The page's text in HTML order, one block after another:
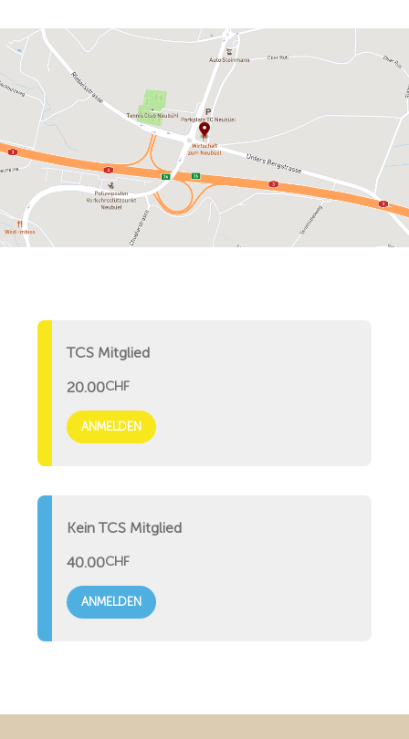
20.00CHF
ANMELDEN
TCS Mitglied
40.00CHF
ANMELDEN
Kein TCS Mitglied